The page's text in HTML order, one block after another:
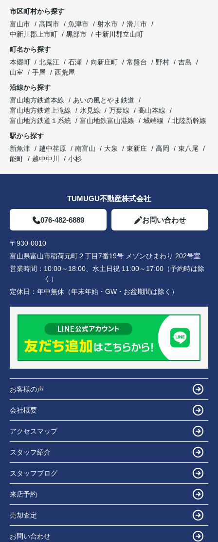
市区町村から探す
富山市
高岡市 魚津市 射水市
滑川市
中新川郡上市町
黒部市
中新川郡立山町
町名から探す
本郷町
北鬼江 石瀬 向新庄町 常盤台 野村
吉島
山室
手屋
西荒屋
沿線から探す
富山地方鉄道本線
あいの風とやま鉄道
富山地方鉄道上滝線
氷見線 万葉線
高山本線
富山地方鉄道１系統
富山地鉄富山港線 城端線
北陸新幹線
駅から探す
新魚津
越中荏原 南富山 大泉 東新庄 高岡
東八尾
能町
越中中川 小杉
TUMUGU不動産株式会社
076-482-6889 お問い合わせ
〒930-0010
富山県富山市稲荷元町２丁目7番19号 メゾンひまわり 202号室
営業時間： 10:00～18:00、水土日祝 11:00～17:00（予約時は除
く）
定休日： 年中無休（年末年始・GW・お盆期間は除く）
お客様の声
会社概要
アクセスマップ
スタッフ紹介
スタッフブログ
来店予約
売却査定
お問い合わせ